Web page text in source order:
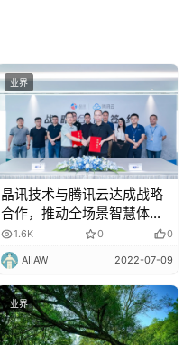
业界
晶讯技术与腾讯云达成战略
合作，推动全场景智慧体验
升级
1.6K 0 0
AIIAW 2022-07-09
业界